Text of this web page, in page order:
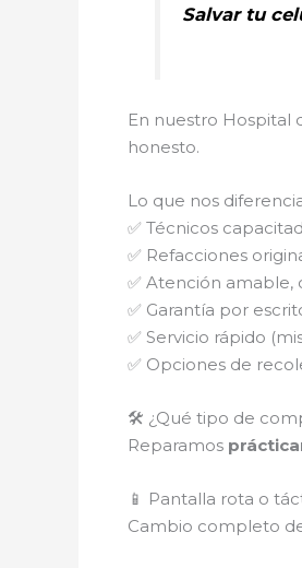
Salvar tu
En nuestro Hospital
honesto.
Lo que nos
✅ Técnicos
✅ Refacciones
✅ Atención amable,
✅ Garantía por
✅ Servicio rápido
✅ Opciones de
🛠️ ¿Qué tipo de
Reparamos
📱 Pantalla rota o
Cambio completo